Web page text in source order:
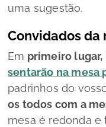
uma sugestão.
Convidados
Em primeiro
sentarão na mesa
padrinhos do
os todos com a
mesa é redonda e